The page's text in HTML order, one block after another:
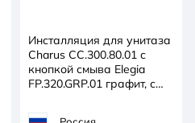
Инсталляция для унитаза
Charus CC.300.80.01 с
кнопкой смыва Elegia
FP.320.GRP.01 графит, с
сиденьем Soft Close